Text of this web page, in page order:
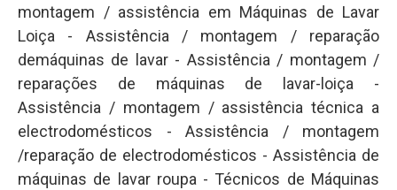
montagem / assistência em Máquinas de Lavar
Loiça - Assistência / montagem / reparação
demáquinas de lavar - Assistência / montagem /
reparações de máquinas de lavar-loiça -
Assistência / montagem / assistência técnica a
electrodomésticos - Assistência / montagem
/reparação de electrodomésticos - Assistência de
máquinas de lavar roupa - Técnicos de Máquinas